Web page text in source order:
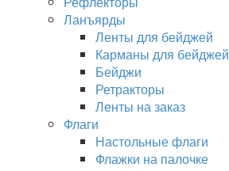
Ланъярды
Ленты для бейджей
Карманы для бейджей
Бейджи
Ретракторы
Ленты на заказ
Флаги
Настольные флаги
Флажки на палочке